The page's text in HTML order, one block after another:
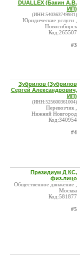
DUALLEX (Бакин А.В.
ИП)
(ИНН:540363749931)
Юридические услуги ,
Новосибирск
Код:265507
#3
Зубрилов (Зубрилов
Сергей Александрович,
ИП)
(ИНН:525600361004)
Перевозчик ,
Нижний Новгород
Код:340954
#4
Президиум Д КС,
физ.лицо
Общественное движение ,
Москва
Код:581877
#5